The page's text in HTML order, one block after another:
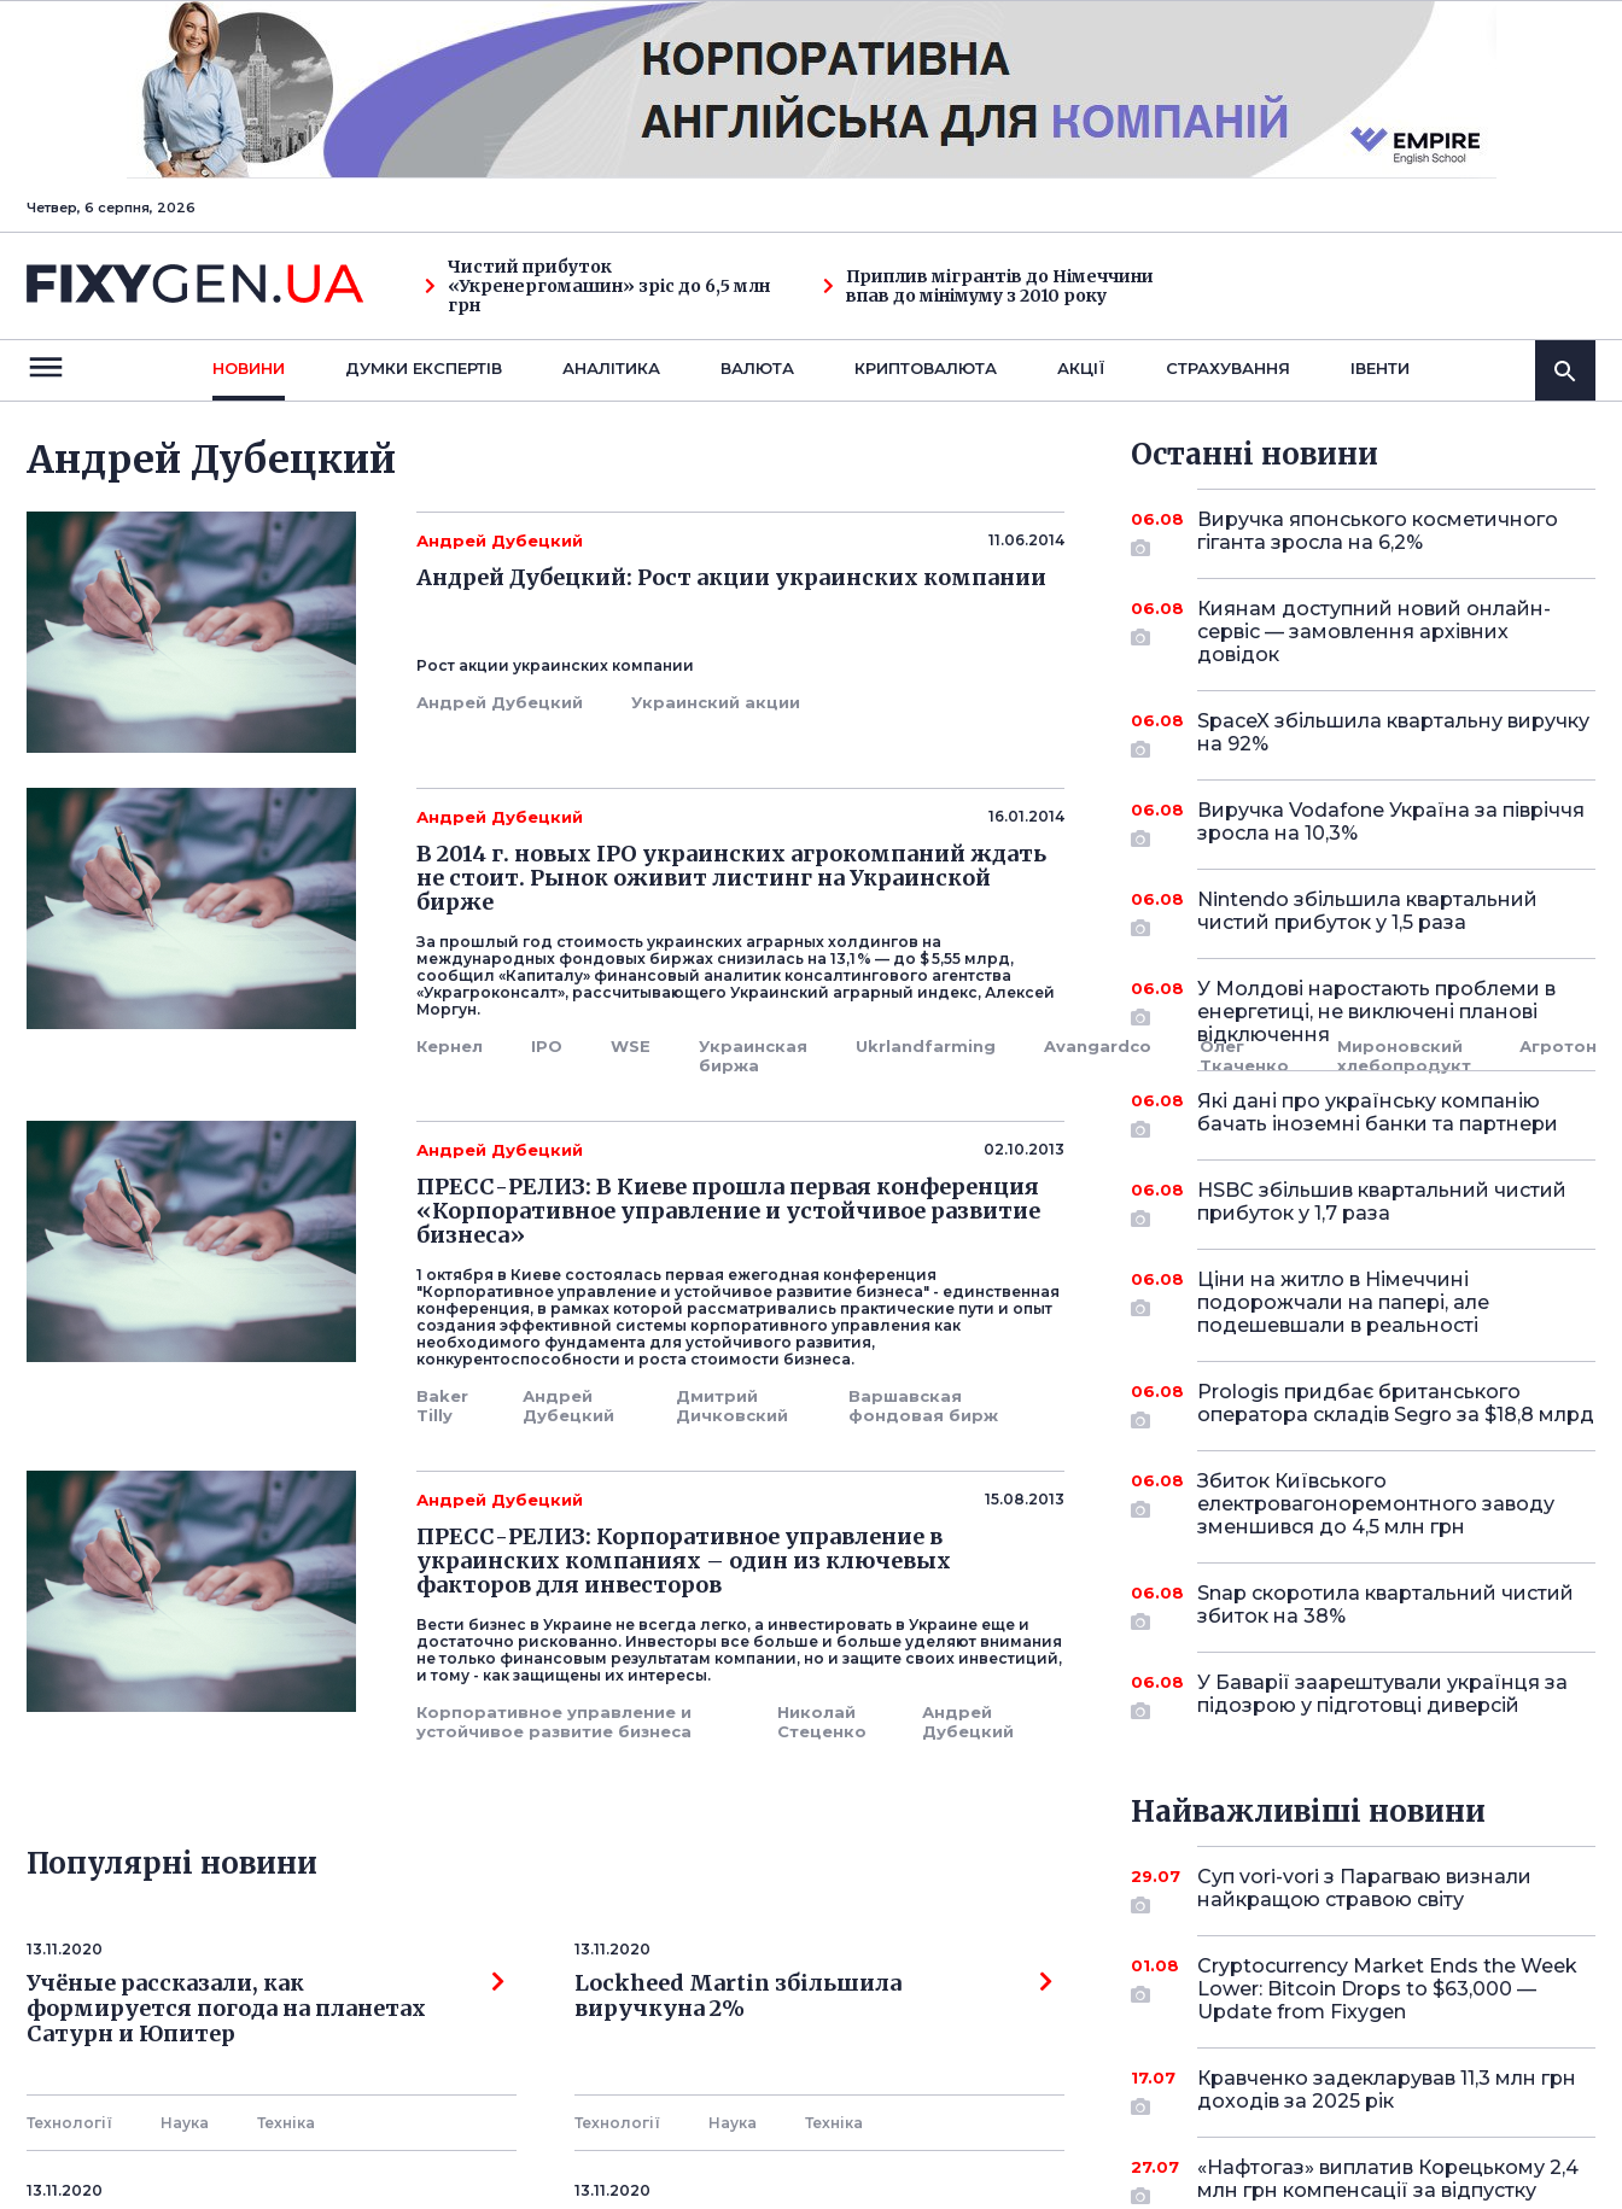
Четвер, 6 серпня, 2026
Чистий прибуток
«Укренергомашин» зріс до 6,5 млн
грн
Приплив мігрантів до Німеччини
впав до мінімуму з 2010 року
НОВИНИ ДУМКИ ЕКСПЕРТIВ АНАЛIТИКА ВАЛЮТА КРИПТОВАЛЮТА АКЦІЇ СТРАХУВАННЯ IВЕНТИ
Андрей Дубецкий
Андрей Дубецкий 11.06.2014
Андрей Дубецкий: Рост акции украинских компании
Рост акции украинских компании
Андрей Дубецкий Украинский акции
Андрей Дубецкий 16.01.2014
В 2014 г. новых IPO украинских агрокомпаний ждать
не стоит. Рынок оживит листинг на Украинской
бирже
За прошлый год стоимость украинских аграрных холдингов на
международных фондовых биржах снизилась на 13,1 % — до $ 5,55 млрд,
сообщил «Капиталу» финансовый аналитик консалтингового агентства
«Украгроконсалт», рассчитывающего Украинский аграрный индекс, Алексей
Моргун.
Кернел IPO WSE
Украинская
биржа
Ukrlandfarming Avangardco
Олег
Ткаченко
Мироновский
хлебопродукт
Агротон
Андрей Дубецкий 02.10.2013
ПРЕСС-РЕЛИЗ: В Киеве прошла первая конференция
«Корпоративное управление и устойчивое развитие
бизнеса»
1 октября в Киеве состоялась первая ежегодная конференция
"Корпоративное управление и устойчивое развитие бизнеса" - единственная
конференция, в рамках которой рассматривались практические пути и опыт
создания эффективной системы корпоративного управления как
необходимого фундамента для устойчивого развития,
конкурентоспособности и роста стоимости бизнеса.
Baker
Tilly
Андрей
Дубецкий
Дмитрий
Дичковский
Варшавская
фондовая бирж
Андрей Дубецкий 15.08.2013
ПРЕСС-РЕЛИЗ: Корпоративное управление в
украинских компаниях – один из ключевых
факторов для инвесторов
Вести бизнес в Украине не всегда легко, а инвестировать в Украине еще и
достаточно рискованно. Инвесторы все больше и больше уделяют внимания
не только финансовым результатам компании, но и защите своих инвестиций,
и тому - как защищены их интересы.
Корпоративное управление и
устойчивое развитие бизнеса
Николай
Стеценко
Андрей
Дубецкий
Популярнi новини
13.11.2020
Учёные рассказали, как
формируется погода на планетах
Сатурн и Юпитер
Технології Наука Технiка
13.11.2020
Lockheed Martin збільшила
виручкуна 2%
Технології Наука Технiка
13.11.2020 13.11.2020
Останнi новини
06.08
Виручка японського косметичного
гіганта зросла на 6,2%
06.08
Киянам доступний новий онлайн-
сервіс — замовлення архівних
довідок
06.08
SpaceX збільшила квартальну виручку
на 92%
06.08
Виручка Vodafone Україна за півріччя
зросла на 10,3%
06.08
Nintendo збільшила квартальний
чистий прибуток у 1,5 раза
06.08
У Молдові наростають проблеми в
енергетиці, не виключені планові
відключення
06.08
Які дані про українську компанію
бачать іноземні банки та партнери
06.08
HSBC збільшив квартальний чистий
прибуток у 1,7 раза
06.08
Ціни на житло в Німеччині
подорожчали на папері, але
подешевшали в реальності
06.08
Prologis придбає британського
оператора складів Segro за $18,8 млрд
06.08
Збиток Київського
електровагоноремонтного заводу
зменшився до 4,5 млн грн
06.08
Snap скоротила квартальний чистий
збиток на 38%
06.08
У Баварії заарештували українця за
підозрою у підготовці диверсій
Найважливіші новини
29.07
Суп vori-vori з Парагваю визнали
найкращою стравою світу
01.08
Cryptocurrency Market Ends the Week
Lower: Bitcoin Drops to $63,000 —
Update from Fixygen
17.07
Кравченко задекларував 11,3 млн грн
доходів за 2025 рік
27.07
«Нафтогаз» виплатив Корецькому 2,4
млн грн компенсації за відпустку